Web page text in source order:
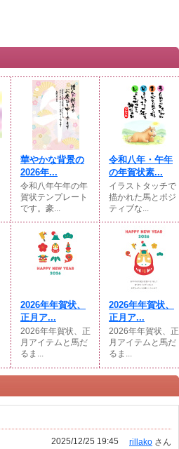
華やかな背景の
2026年...
令和八年午年の年
賀状テンプレート
です。豪...
令和八年・午年
の年賀状素...
イラストタッチで
描かれた馬とポジ
ティブな...
2026年年賀状、
正月ア...
2026年年賀状、正
月アイテムと馬だ
るま...
2026年年賀状、
正月ア...
2026年年賀状、正
月アイテムと馬だ
るま...
rillako さん
2025/12/25 19:45